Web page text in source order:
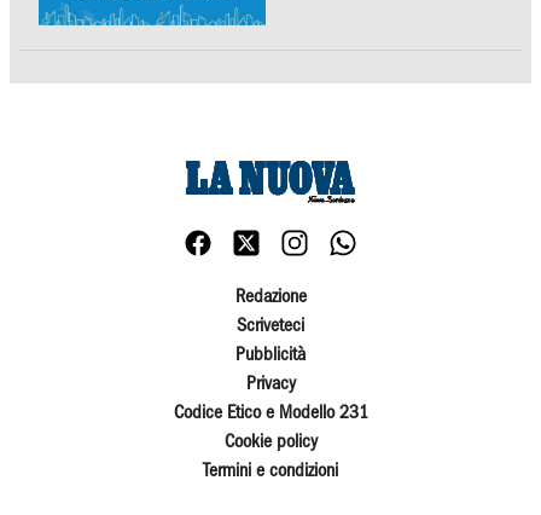
Redazione
Scriveteci
Pubblicità
Privacy
Codice Etico e Modello 231
Cookie policy
Termini e condizioni